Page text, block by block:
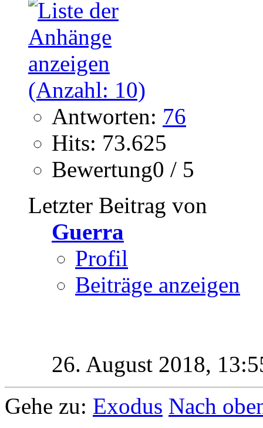
Antworten: 76
Hits: 73.625
Bewertung0 / 5
Letzter Beitrag von
Guerra
Profil
Beiträge anzeigen
26. August 2018,
Gehe zu: Exodus Nach